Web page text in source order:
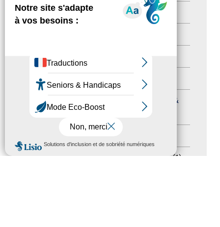
MENU
Newsletter pro
Autres événements (41)
Journées nationales Tourisme &
Handicap
(1)